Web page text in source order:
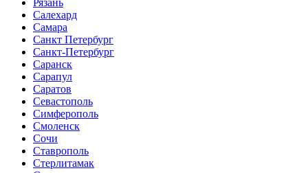
Рязань
Салехард
Самара
Санкт Петербург
Санкт-Петербург
Саранск
Сарапул
Саратов
Севастополь
Симферополь
Смоленск
Сочи
Ставрополь
Стерлитамак